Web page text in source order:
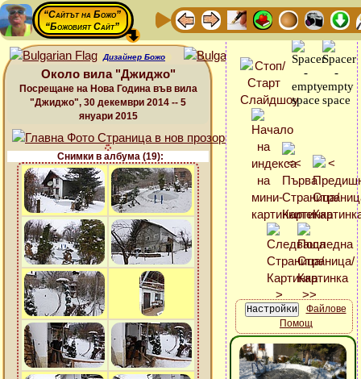
“Сайтът на Божо”
“Божовият Сайт”
Дизайнер Божо
Около вила "Джиджо"
Посрещане на Нова Година във вила
"Джиджо", 30 декември 2014 -- 5
януари 2015
Снимки в албума (19):
Файлове
Помощ